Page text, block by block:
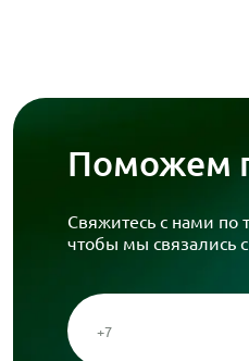
Поможем
Свяжитесь с нами по
чтобы мы связались